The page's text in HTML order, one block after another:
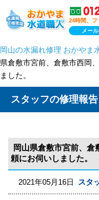
24時間、フ
メー
岡山の水漏れ修理 おかやま
県倉敷市宮前、倉敷市西岡
ました。
スタッフの修理報告
岡山県倉敷市宮前、
頼にお伺いしました。
2021年05月16日 スタ